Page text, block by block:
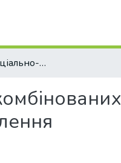
Дослідження соціально-економічної доступності комбінованих оральних контрацептивів та підходи до удосконалення фармацевтичної опіки при їх відпуску